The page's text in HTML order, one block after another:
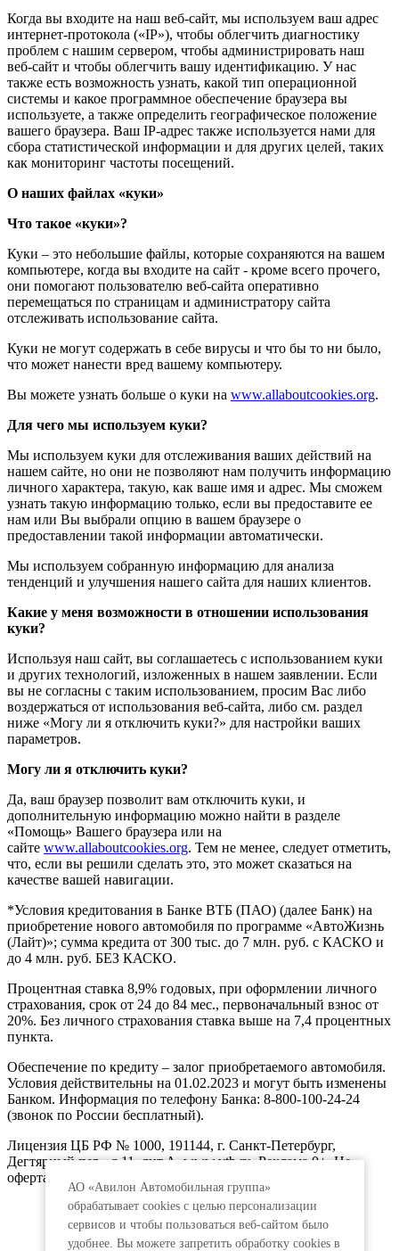
АО «Авилон Автомобильная группа»
обрабатывает cookies с целью персонализации
сервисов и чтобы пользоваться веб-сайтом было
удобнее. Вы можете запретить обработку сookies в
Когда вы входите на наш веб-сайт, мы используем ваш адрес
интернет-протокола («IP»), чтобы облегчить диагностику
проблем с нашим сервером, чтобы администрировать наш
веб-сайт и чтобы облегчить вашу идентификацию. У нас
также есть возможность узнать, какой тип операционной
системы и какое программное обеспечение браузера вы
используете, а также определить географическое положение
вашего браузера. Ваш IP-адрес также используется нами для
сбора статистической информации и для других целей, таких
как мониторинг частоты посещений.
О наших файлах «куки»
Что такое «куки»?
Куки – это небольшие файлы, которые сохраняются на вашем
компьютере, когда вы входите на сайт - кроме всего прочего,
они помогают пользователю веб-сайта оперативно
перемещаться по страницам и администратору сайта
отслеживать использование сайта.
Куки не могут содержать в себе вирусы и что бы то ни было,
что может нанести вред вашему компьютеру.
Вы можете узнать больше о куки на www.allaboutcookies.org.
Для чего мы используем куки?
Мы используем куки для отслеживания ваших действий на
нашем сайте, но они не позволяют нам получить информацию
личного характера, такую, как ваше имя и адрес. Мы сможем
узнать такую информацию только, если вы предоставите ее
нам или Вы выбрали опцию в вашем браузере о
предоставлении такой информации автоматически.
Мы используем собранную информацию для анализа
тенденций и улучшения нашего сайта для наших клиентов.
Какие у меня возможности в отношении использования
куки?
Используя наш сайт, вы соглашаетесь с использованием куки
и других технологий, изложенных в нашем заявлении. Если
вы не согласны с таким использованием, просим Вас либо
воздержаться от использования веб-сайта, либо см. раздел
ниже «Могу ли я отключить куки?» для настройки ваших
параметров.
Могу ли я отключить куки?
Да, ваш браузер позволит вам отключить куки, и
дополнительную информацию можно найти в разделе
«Помощь» Вашего браузера или на
сайте www.allaboutcookies.org. Тем не менее, следует отметить,
что, если вы решили сделать это, это может сказаться на
качестве вашей навигации.
*Условия кредитования в Банке ВТБ (ПАО) (далее Банк) на
приобретение нового автомобиля по программе «АвтоЖизнь
(Лайт)»; сумма кредита от 300 тыс. до 7 млн. руб. с КАСКО и
до 4 млн. руб. БЕЗ КАСКО.
Процентная ставка 8,9% годовых, при оформлении личного
страхования, срок от 24 до 84 мес., первоначальный взнос от
20%. Без личного страхования ставка выше на 7,4 процентных
пункта.
Обеспечение по кредиту – залог приобретаемого автомобиля.
Условия действительны на 01.02.2023 и могут быть изменены
Банком. Информация по телефону Банка: 8-800-100-24-24
(звонок по России бесплатный).
Лицензия ЦБ РФ № 1000, 191144, г. Санкт-Петербург,
Дегтярный пер., д.11, лит.А. www.vtb.ru. Реклама 0+. Не
оферта.